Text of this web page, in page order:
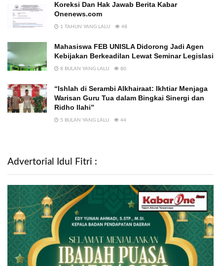
Koreksi Dan Hak Jawab Berita Kabar
Onenews.com
1 TAHUN YANG LALU 48
Mahasiswa FEB UNISLA Didorong Jadi Agen
Kebijakan Berkeadilan Lewat Seminar Legislasi
8 BULAN YANG LALU 80
“Ishlah di Serambi Alkhairaat: Ikhtiar Menjaga
Warisan Guru Tua dalam Bingkai Sinergi dan
Ridho Ilahi”
5 BULAN YANG LALU 44
Advertorial Idul Fitri :